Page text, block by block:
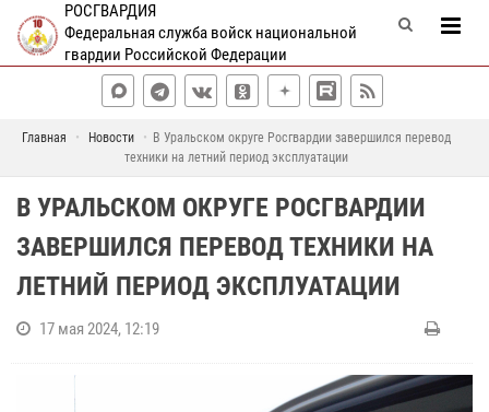
РОСГВАРДИЯ
Федеральная служба войск национальной
гвардии Российской Федерации
Главная Новости
В Уральском округе Росгвардии завершился перевод
техники на летний период эксплуатации
В УРАЛЬСКОМ ОКРУГЕ РОСГВАРДИИ
ЗАВЕРШИЛСЯ ПЕРЕВОД ТЕХНИКИ НА
ЛЕТНИЙ ПЕРИОД ЭКСПЛУАТАЦИИ
17 мая 2024, 12:19